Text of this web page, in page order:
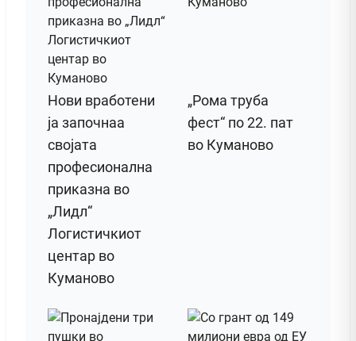
Нови вработени
ја започнаа
својата
професионална
приказна во
„Лидл“
Логистичкиот
центар во
Куманово
„Рома труба
фест“ по 22. пат
во Куманово